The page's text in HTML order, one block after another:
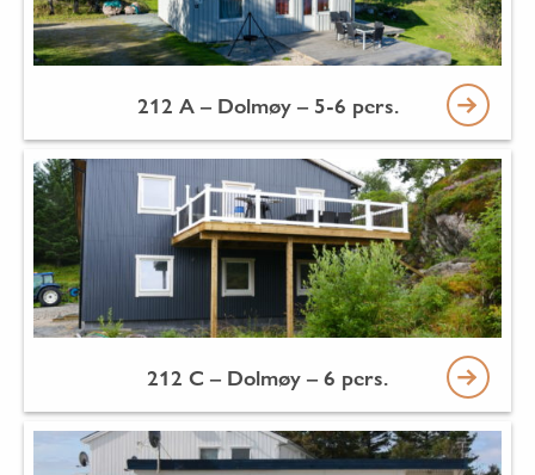
212 A – Dolmøy – 5-6 pers.
212 C – Dolmøy – 6 pers.